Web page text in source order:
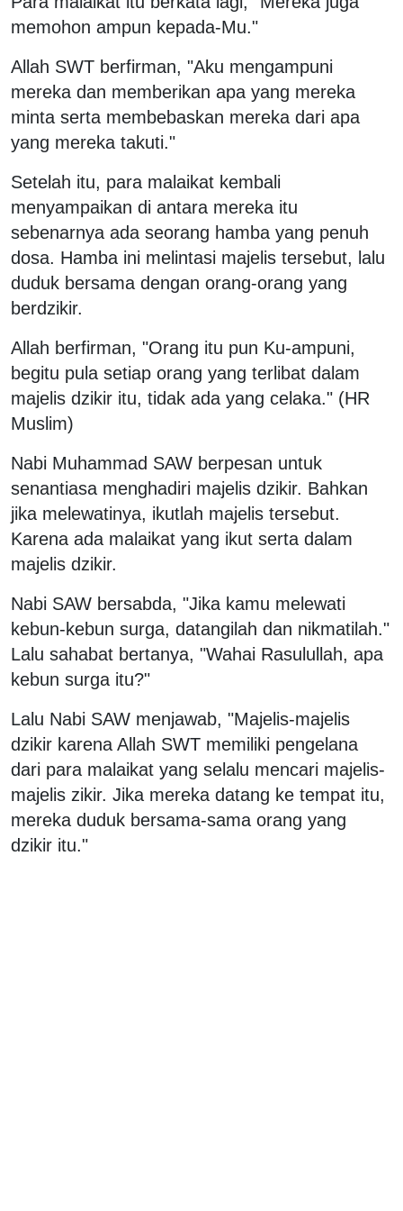
memohon ampun kepada-Mu."
Allah SWT berfirman, "Aku mengampuni
mereka dan memberikan apa yang mereka
minta serta membebaskan mereka dari apa
yang mereka takuti."
Setelah itu, para malaikat kembali
menyampaikan di antara mereka itu
sebenarnya ada seorang hamba yang penuh
dosa. Hamba ini melintasi majelis tersebut, lalu
duduk bersama dengan orang-orang yang
berdzikir.
Allah berfirman, "Orang itu pun Ku-ampuni,
begitu pula setiap orang yang terlibat dalam
majelis dzikir itu, tidak ada yang celaka." (HR
Muslim)
Nabi Muhammad SAW berpesan untuk
senantiasa menghadiri majelis dzikir. Bahkan
jika melewatinya, ikutlah majelis tersebut.
Karena ada malaikat yang ikut serta dalam
majelis dzikir.
Nabi SAW bersabda, "Jika kamu melewati
kebun-kebun surga, datangilah dan nikmatilah."
Lalu sahabat bertanya, "Wahai Rasulullah, apa
kebun surga itu?"
Lalu Nabi SAW menjawab, "Majelis-majelis
dzikir karena Allah SWT memiliki pengelana
dari para malaikat yang selalu mencari majelis-
majelis zikir. Jika mereka datang ke tempat itu,
mereka duduk bersama-sama orang yang
dzikir itu."